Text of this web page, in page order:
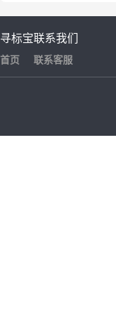
寻标宝
首页
联系我们
联系客服